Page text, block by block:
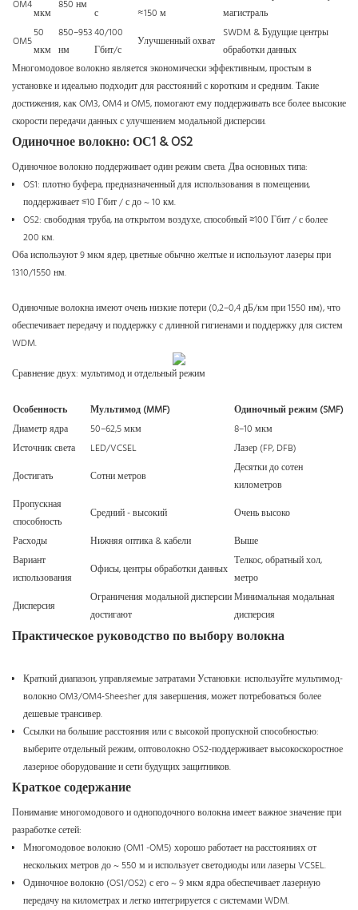
OM4
мкм
850 нм
с
≈150 м
магистраль
OM5
50
мкм
850–953
нм
40/100
Гбит/с
Улучшенный охват
SWDM & Будущие центры
обработки данных
Многомодовое волокно является экономически эффективным, простым в
установке и идеально подходит для расстояний с коротким и средним. Такие
достижения, как OM3, OM4 и OM5, помогают ему поддерживать все более высокие
скорости передачи данных с улучшением модальной дисперсии.
Одиночное волокно: ОС1 & OS2
Одиночное волокно поддерживает один режим света. Два основных типа:
OS1: плотно буфера, предназначенный для использования в помещении,
поддерживает ≤10 Гбит / с до ~ 10 км.
OS2: свободная труба, на открытом воздухе, способный ≥100 Гбит / с более
200 км.
Оба используют 9 мкм ядер, цветные обычно желтые и используют лазеры при
1310/1550 нм.
Одиночные волокна имеют очень низкие потери (0,2–0,4 дБ/км при 1550 нм), что
обеспечивает передачу и поддержку с длинной гигиенами и поддержку для систем
WDM.
Сравнение двух: мультимод и отдельный режим
Особенность Мультимод (MMF)
Одиночный режим (SMF)
Диаметр ядра
50–62,5 мкм
8–10 мкм
Источник света
LED/VCSEL
Лазер (FP, DFB)
Достигать
Сотни метров
Десятки до сотен
километров
Пропускная
способность
Средний - высокий
Очень высоко
Расходы
Нижняя оптика & кабели
Выше
Вариант
использования
Офисы, центры обработки данных
Телкос, обратный хол,
метро
Дисперсия
Ограничения модальной дисперсии
достигают
Минимальная модальная
дисперсия
Практическое руководство по выбору волокна
Краткий диапазон, управляемые затратами Установки: используйте мультимод-
волокно OM3/OM4-Sheesher для завершения, может потребоваться более
дешевые трансивер.
Ссылки на большие расстояния или с высокой пропускной способностью:
выберите отдельный режим, оптоволокно OS2-поддерживает высокоскоростное
лазерное оборудование и сети будущих защитников.
Краткое содержание
Понимание многомодового и одноподочного волокна имеет важное значение при
разработке сетей:
Многомодовое волокно (OM1 -OM5) хорошо работает на расстояниях от
нескольких метров до ~ 550 м и использует светодиоды или лазеры VCSEL.
Одиночное волокно (OS1/OS2) с его ~ 9 мкм ядра обеспечивает лазерную
передачу на километрах и легко интегрируется с системами WDM.